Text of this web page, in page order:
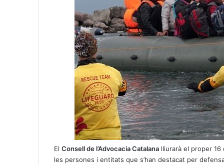
El Consell de l’Advocacia Catalana lliurarà el proper 16
les persones i entitats que s’han destacat per